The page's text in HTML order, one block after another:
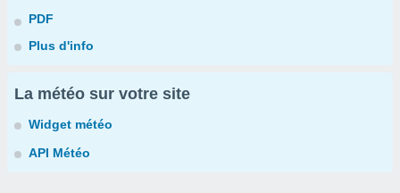
PDF
Plus d'info
La météo sur votre site
Widget météo
API Météo